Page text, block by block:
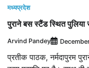
मध्यप्रदेश
पुराने बस स्टैंड स्थित
Arvind Pandey
प्रतीक पाठक, नर्मदापुरम